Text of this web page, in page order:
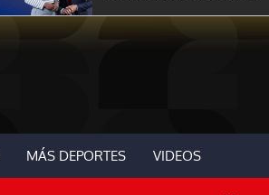
MÁS DEPORTES VIDEOS